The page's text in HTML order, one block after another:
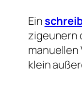
Ein
zigeunern
manuellen
klein